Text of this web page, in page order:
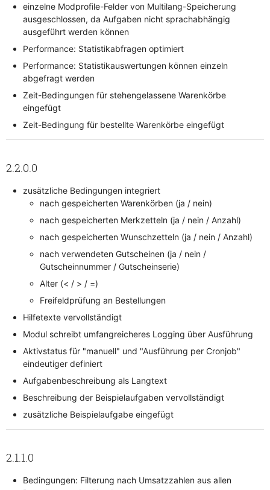
einzelne Modprofile-Felder von Multilang-Speicherung
ausgeschlossen, da Aufgaben nicht sprachabhängig
ausgeführt werden können
Performance: Statistikabfragen optimiert
Performance: Statistikauswertungen können einzeln
abgefragt werden
Zeit-Bedingungen für stehengelassene Warenkörbe
eingefügt
Zeit-Bedingung für bestellte Warenkörbe eingefügt
2.2.0.0
zusätzliche Bedingungen integriert
nach gespeicherten Warenkörben (ja / nein)
nach gespeicherten Merkzetteln (ja / nein / Anzahl)
nach gespeicherten Wunschzetteln (ja / nein / Anzahl)
nach verwendeten Gutscheinen (ja / nein /
Gutscheinnummer / Gutscheinserie)
Alter (< / > / =)
Freifeldprüfung an Bestellungen
Hilfetexte vervollständigt
Modul schreibt umfangreicheres Logging über Ausführung
Aktivstatus für "manuell" und "Ausführung per Cronjob"
eindeutiger definiert
Aufgabenbeschreibung als Langtext
Beschreibung der Beispielaufgaben vervollständigt
zusätzliche Beispielaufgabe eingefügt
2.1.1.0
Bedingungen: Filterung nach Umsatzzahlen aus allen